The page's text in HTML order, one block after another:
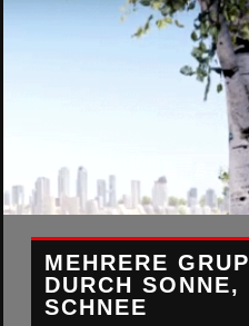
MEHRERE
DURCH SONNE,
SCHNEE